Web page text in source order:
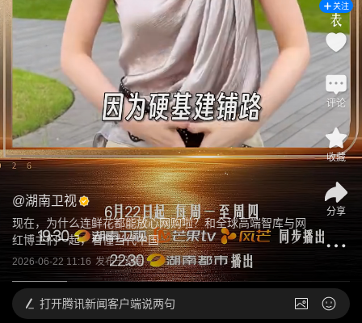
@湖南卫视
现在，为什么连鲜花都能放心网购啦？和全球高端智库与网
红博主们一起，看懂当代中国
2026-06-22 11:16 发布于湖南
关注
评论
收藏
分享
打开腾讯新闻客户端说两句